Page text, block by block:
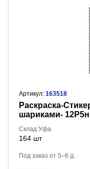
Артикул: 163518
Раскраска-
шариками-
Склад Уфа
164 шт
Под заказ от 5–6 д.